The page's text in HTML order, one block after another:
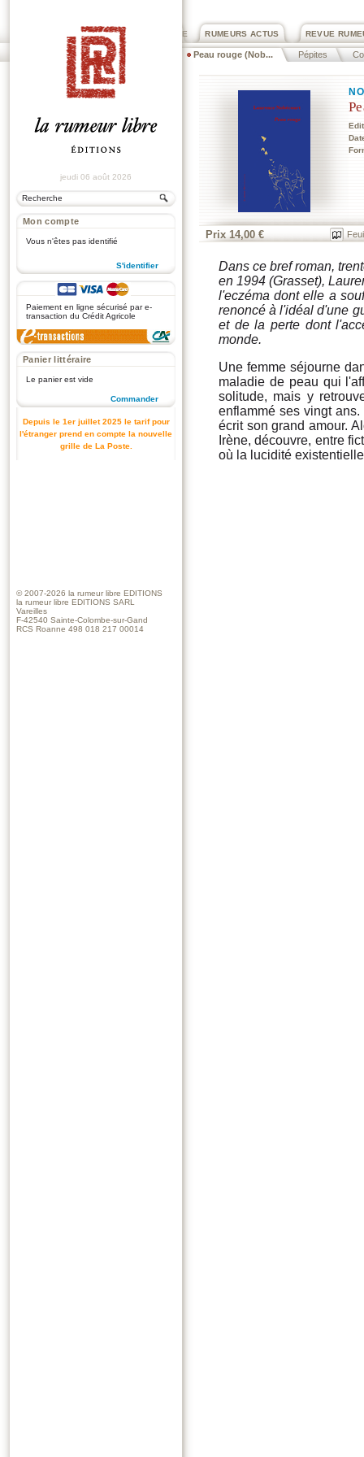
REVUE
RUMEURS ACTUS
PRIX ROGER DEXTRE
Peau rouge (Nob... Pépites
jeudi 06 août 2026
Mon compte
Vous n'êtes pas identifié
S'identifier
Paiement en ligne sécurisé par e-
transaction du Crédit Agricole
Panier littéraire
Le panier est vide
Commander
Depuis le 1er juillet 2025 le tarif pour
l'étranger prend en compte la nouvelle
grille de La Poste.
Prix 14,00 €
Dans ce bref roman,
en 1994 (Grasset),
l'eczéma dont elle a
renoncé à l'idéal d'une
et de la perte dont
monde.
Une femme séjourne
maladie de peau qui
solitude, mais y
enflammé ses vingt
écrit son grand amour.
Irène, découvre, entre
où la lucidité
© 2007-2026 la rumeur libre EDITIONS
la rumeur libre EDITIONS SARL
Vareilles
F-42540 Sainte-Colombe-sur-Gand
RCS Roanne 498 018 217 00014